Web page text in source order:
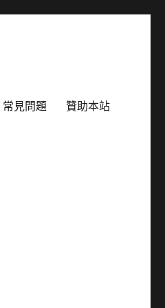
常見問題 贊助本站